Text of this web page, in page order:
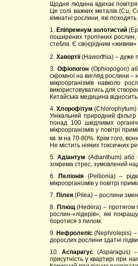
Щодня людина вдихає повітря
Це солі важких металів (Cu,
кімнатні рослини, які походять
1. Епіпремнум золотистий
поширених тропічних рослин,
стебла. Є своєрідним
2. Хавортії(Haworthia) – дуже
3. Офіопогон(Ophiopogon)
скромної на вигляд рослини –
мікроорганізмів навколо
використовуватись для
Китайська медицина відносить
4. Хлорофітум (Chlorophytum)
Унікальний природний
понад 100 шкідливих
мікроорганізмів у повітрі
кв. м на 70-80%. Крім того,
Не містить ніяких токсичних
5.Адіантум (Adianthum) або
зокрема стрес, зумовлений
6.Пеліонія (Pellionia) –
мікроорганізмів у повітрі
7. Пілея (Pilea) – рослини
8. Плющ(Hedera) – протягом
рослин-«лідерів», які
боротися з пилом.
9.Нефролепіс (Nephrolepis) –
дорослих рослини здатні
10.Аспарагус (Asparagus) –
присутність у квартирі при